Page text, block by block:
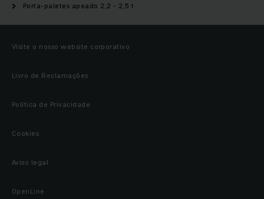
Porta-paletes apeado 2,2 - 2,5 t
Visite o nosso website corporativo
Livro de Reclamações
Política de Privacidade
Cookies
Aviso legal
OpenLine